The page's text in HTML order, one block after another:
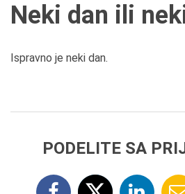
Neki dan ili
Ispravno je neki dan.
PODELITE SA